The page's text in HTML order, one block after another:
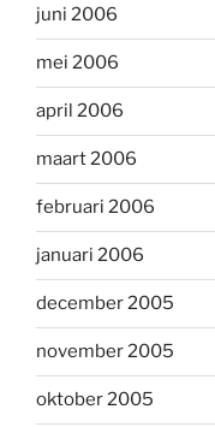
juni 2006
mei 2006
april 2006
maart 2006
februari 2006
januari 2006
december 2005
november 2005
oktober 2005